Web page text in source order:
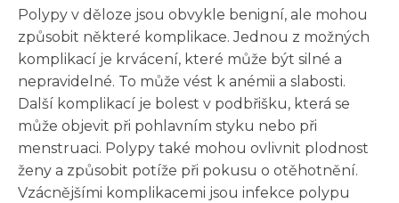
Polypy v děloze jsou obvykle benigní, ale mohou
způsobit některé komplikace. Jednou z možných
komplikací je krvácení, které může být silné a
nepravidelné. To může vést k anémii a slabosti.
Další komplikací je bolest v podbřišku, která se
může objevit při pohlavním styku nebo při
menstruaci. Polypy také mohou ovlivnit plodnost
ženy a způsobit potíže při pokusu o otěhotnění.
Vzácnějšími komplikacemi jsou infekce polypu